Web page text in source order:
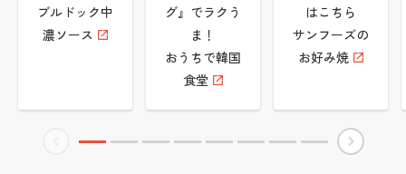
ブルドック中
濃ソース
グ』でラクう
ま！
おうちで韓国
食堂
はこちら
サンフーズの
お好み焼